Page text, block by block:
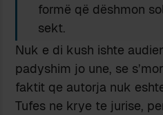
formë që dëshmon
sekt.
Nuk e di kush ishte
padyshim jo une, se
faktit qe autorja nuk
Tufes ne krye te jurise,